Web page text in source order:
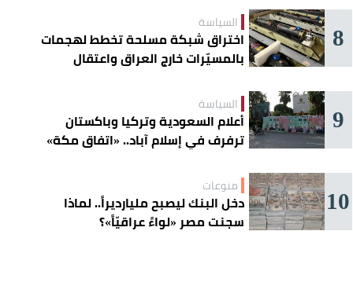
8 السياسة
اختراق شبكة مسلحة تخطط لهجمات
بالمسيّرات خارج العراق واعتقال
9 السياسة
أعلام السعودية وتركيا وباكستان
ترفرف في إسلام آباد.. «اتفاق مكة»
10 منوعات
دخل البنك ليصبح مليارديراً.. لماذا
سجنت مصر «لواءً عراقيّاً»؟